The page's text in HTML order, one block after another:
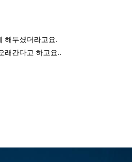
해두셨더라고요.
래간다고 하고요..